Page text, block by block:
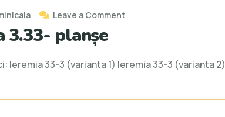
Leave a Comment
3.33- planșe
Ieremia 33-3 (varianta 1) Ieremia 33-3 (varianta 2)